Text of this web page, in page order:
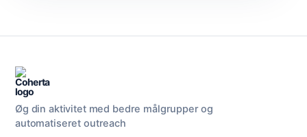
Øg din aktivitet med bedre målgrupper og
automatiseret outreach